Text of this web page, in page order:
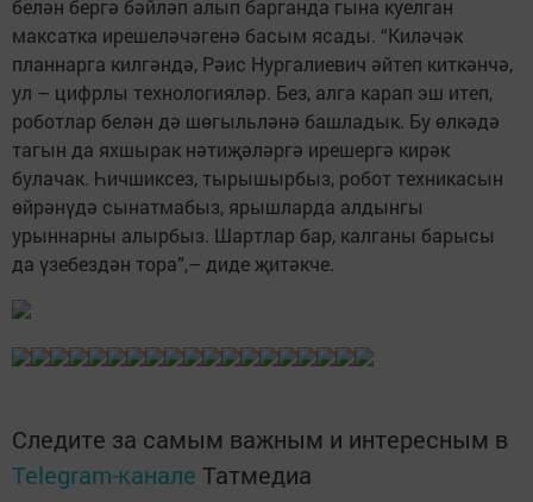
белән бергә бәйләп алып барганда гына куелган
максатка ирешеләчәгенә басым ясады. “Киләчәк
планнарга килгәндә, Рәис Нургалиевич әйтеп киткәнчә,
ул – цифрлы технологияләр. Без, алга карап эш итеп,
роботлар белән дә шөгыльләнә башладык. Бу өлкәдә
тагын да яхшырак нәтиҗәләргә ирешергә кирәк
булачак. Һичшиксез, тырышырбыз, робот техникасын
өйрәнүдә сынатмабыз, ярышларда алдынгы
урыннарны алырбыз. Шартлар бар, калганы барысы
да үзебездән тора”,– диде җитәкче.
Следите за самым важным и интересным в
Telegram-канале Татмедиа